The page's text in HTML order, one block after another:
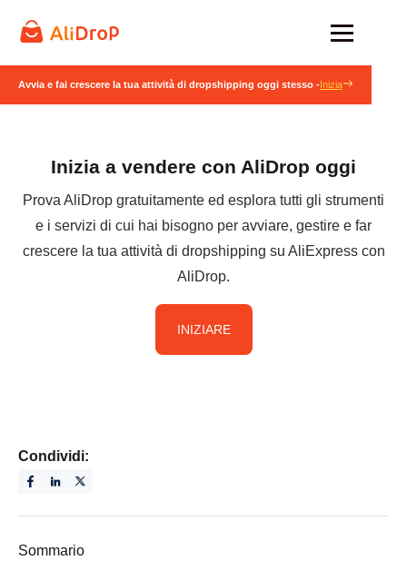
Avvia e fai crescere la tua attività di dropshipping oggi stesso -Inizia
Inizia a vendere con AliDrop oggi
Prova AliDrop gratuitamente ed esplora tutti gli strumenti
e i servizi di cui hai bisogno per avviare, gestire e far
crescere la tua attività di dropshipping su AliExpress con
AliDrop.
INIZIARE
Condividi:
Sommario